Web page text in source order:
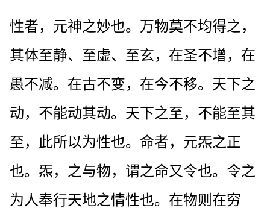
性者，元神之妙也。万物莫不均得之，
其体至静、至虚、至玄，在圣不增，在
愚不减。在古不变，在今不移。天下之
动，不能动其动。天下之至，不能至其
至，此所以为性也。命者，元炁之正
也。炁，之与物，谓之命又令也。令之
为人奉行天地之情性也。在物则在穷